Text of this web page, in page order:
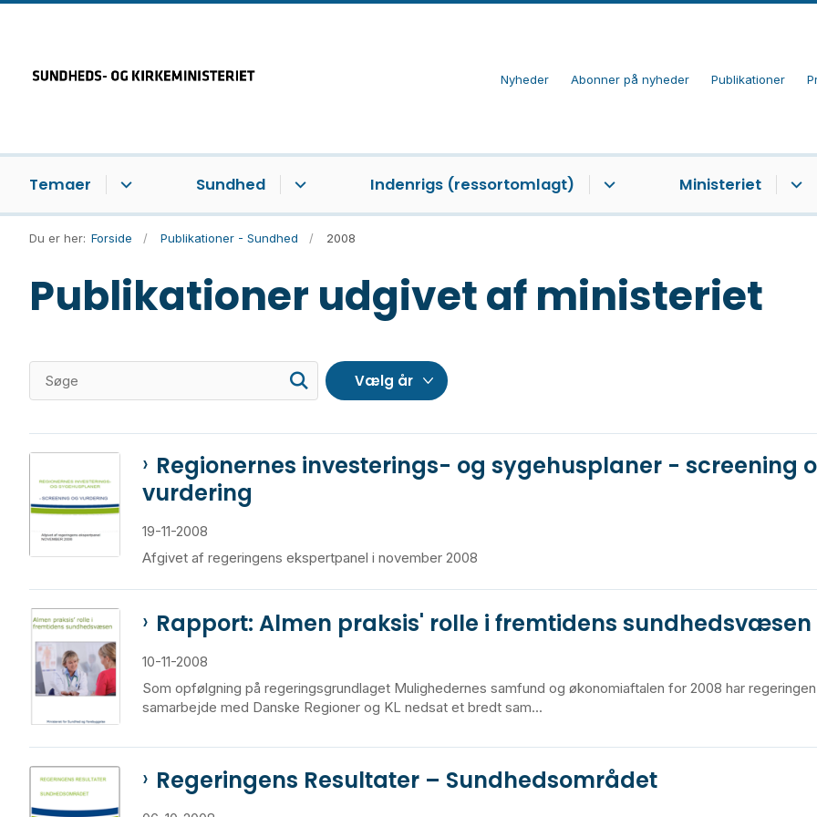
Nyheder Abonner på nyheder Publikationer
Temaer Sundhed Indenrigs (ressortomlagt) Ministeriet
Du er her: Forside Publikationer - Sundhed 2008
Publikationer udgivet af ministeriet
Regionernes investerings- og sygehusplaner - screening
vurdering
19-11-2008
Afgivet af regeringens ekspertpanel i november 2008
Rapport: Almen praksis' rolle i fremtidens sundhedsvæsen
10-11-2008
Som opfølgning på regeringsgrundlaget Mulighedernes samfund og økonomiaftalen for 2008 har
samarbejde med Danske Regioner og KL nedsat et bredt sam...
Regeringens Resultater – Sundhedsområdet